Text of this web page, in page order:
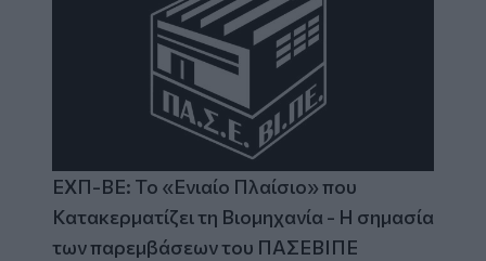
ΕΧΠ-ΒΕ: Το «Ενιαίο Πλαίσιο» που
Κατακερματίζει τη Βιομηχανία - Η σημασία
των παρεμβάσεων του ΠΑΣΕΒΙΠΕ